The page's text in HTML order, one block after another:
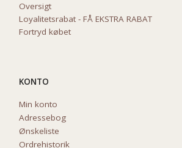
Oversigt
Loyalitetsrabat - FÅ EKSTRA RABAT
Fortryd købet
KONTO
Min konto
Adressebog
Ønskeliste
Ordrehistorik